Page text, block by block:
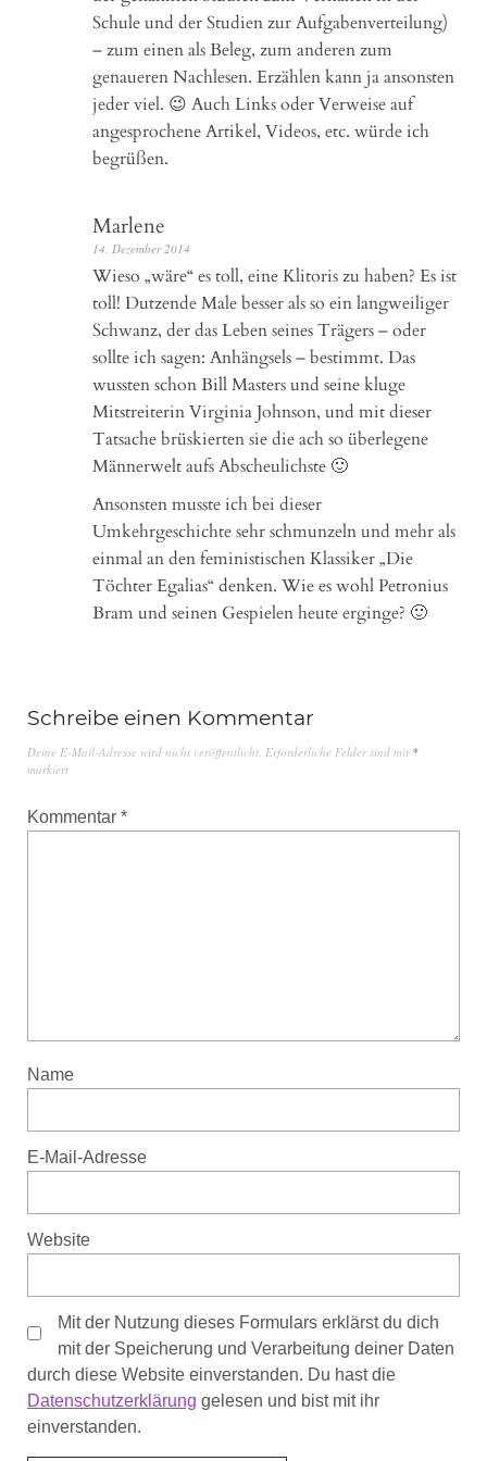
Schule und der Studien zur Aufgabenverteilung)
– zum einen als Beleg, zum anderen zum
genaueren Nachlesen. Erzählen kann ja ansonsten
jeder viel. 😉 Auch Links oder Verweise auf
angesprochene Artikel, Videos, etc. würde ich
begrüßen.
Marlene
14. Dezember 2014
Wieso „wäre“ es toll, eine Klitoris zu haben? Es ist
toll! Dutzende Male besser als so ein langweiliger
Schwanz, der das Leben seines Trägers – oder
sollte ich sagen: Anhängsels – bestimmt. Das
wussten schon Bill Masters und seine kluge
Mitstreiterin Virginia Johnson, und mit dieser
Tatsache brüskierten sie die ach so überlegene
Männerwelt aufs Abscheulichste 🙂
Ansonsten musste ich bei dieser
Umkehrgeschichte sehr schmunzeln und mehr als
einmal an den feministischen Klassiker „Die
Töchter Egalias“ denken. Wie es wohl Petronius
Bram und seinen Gespielen heute erginge? 🙂
Schreibe einen Kommentar
Deine E-Mail-Adresse wird nicht veröffentlicht. Erforderliche Felder sind mit *
markiert
Kommentar *
Name
E-Mail-Adresse
Website
Mit der Nutzung dieses Formulars erklärst du dich
mit der Speicherung und Verarbeitung deiner Daten
durch diese Website einverstanden. Du hast die
Datenschutzerklärung gelesen und bist mit ihr
einverstanden.